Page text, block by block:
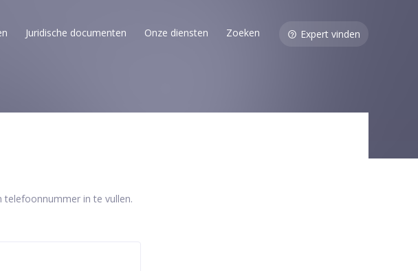
Juridische documenten Onze diensten Zoeken Expert vinden
in te vullen.